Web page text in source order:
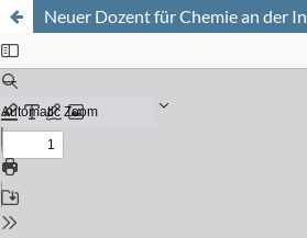
Neuer Dozent für Chemie an der